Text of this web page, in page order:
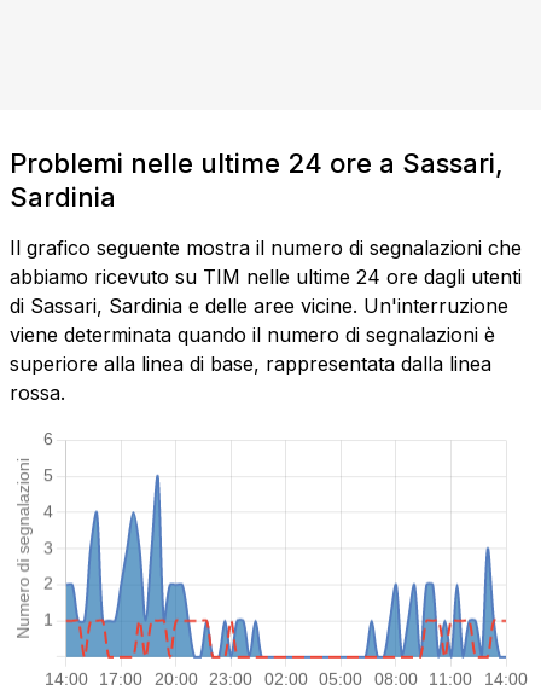
Problemi nelle ultime 24 ore a Sassari,
Sardinia
Il grafico seguente mostra il numero di segnalazioni che
abbiamo ricevuto su TIM nelle ultime 24 ore dagli utenti
di Sassari, Sardinia e delle aree vicine. Un'interruzione
viene determinata quando il numero di segnalazioni è
superiore alla linea di base, rappresentata dalla linea
rossa.